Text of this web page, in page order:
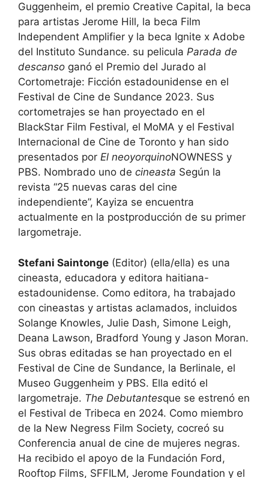
Guggenheim, el premio Creative Capital, la beca
para artistas Jerome Hill, la beca Film
Independent Amplifier y la beca Ignite x Adobe
del Instituto Sundance. su pelicula Parada de
descanso ganó el Premio del Jurado al
Cortometraje: Ficción estadounidense en el
Festival de Cine de Sundance 2023. Sus
cortometrajes se han proyectado en el
BlackStar Film Festival, el MoMA y el Festival
Internacional de Cine de Toronto y han sido
presentados por El neoyorquinoNOWNESS y
PBS. Nombrado uno de cineasta Según la
revista “25 nuevas caras del cine
independiente”, Kayiza se encuentra
actualmente en la postproducción de su primer
largometraje.
Stefani Saintonge (Editor) (ella/ella) es una
cineasta, educadora y editora haitiana-
estadounidense. Como editora, ha trabajado
con cineastas y artistas aclamados, incluidos
Solange Knowles, Julie Dash, Simone Leigh,
Deana Lawson, Bradford Young y Jason Moran.
Sus obras editadas se han proyectado en el
Festival de Cine de Sundance, la Berlinale, el
Museo Guggenheim y PBS. Ella editó el
largometraje. The Debutantesque se estrenó en
el Festival de Tribeca en 2024. Como miembro
de la New Negress Film Society, cocreó su
Conferencia anual de cine de mujeres negras.
Ha recibido el apoyo de la Fundación Ford,
Rooftop Films, SFFILM, Jerome Foundation y el